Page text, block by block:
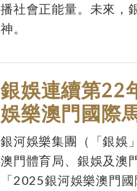
播社會正能量。未來，
神。
銀娛連續第22
娛樂澳門國際
銀河娛樂集團（「銀娛
澳門體育局、銀娛及澳
「2025銀河娛樂澳門